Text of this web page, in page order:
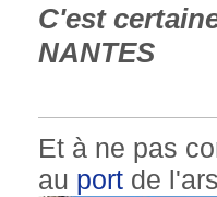
C'est
NANTES
Et à ne pas
au port de